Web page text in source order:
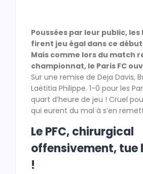
Poussées par leur public, les
firent jeu égal dans ce
Mais comme lors du match
championnat, le Paris FC
Sur une remise de Deja Davis,
Laëtitia Philippe. 1-0 pour les
quart d’heure de jeu ! Cruel
qui eurent du mal à s’en
Le PFC, chirurgical
offensivement, tue
!